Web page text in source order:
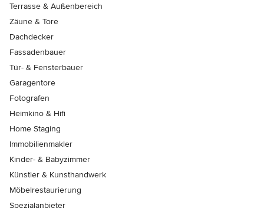
Terrasse & Außenbereich
Zäune & Tore
Dachdecker
Fassadenbauer
Tür- & Fensterbauer
Garagentore
Fotografen
Heimkino & Hifi
Home Staging
Immobilienmakler
Kinder- & Babyzimmer
Künstler & Kunsthandwerk
Möbelrestaurierung
Spezialanbieter